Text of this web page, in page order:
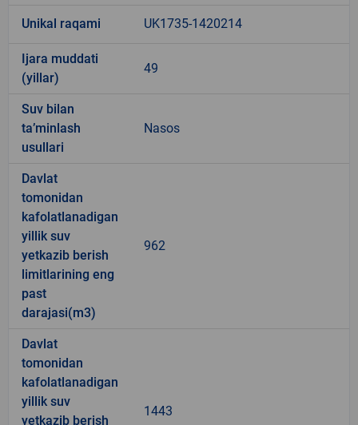
Unikal raqami UK1735-1420214
Ijara muddati
(yillar)
49
Suv bilan
ta’minlash
usullari
Nasos
Davlat
tomonidan
kafolatlanadigan
yillik suv
yetkazib berish
limitlarining eng
past
darajasi(m3)
962
Davlat
tomonidan
kafolatlanadigan
yillik suv
yetkazib berish
1443